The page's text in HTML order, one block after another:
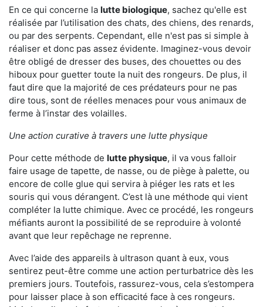
En ce qui concerne la lutte biologique, sachez qu'elle est
réalisée par l’utilisation des chats, des chiens, des renards,
ou par des serpents. Cependant, elle n'est pas si simple à
réaliser et donc pas assez évidente. Imaginez-vous devoir
être obligé de dresser des buses, des chouettes ou des
hiboux pour guetter toute la nuit des rongeurs. De plus, il
faut dire que la majorité de ces prédateurs pour ne pas
dire tous, sont de réelles menaces pour vous animaux de
ferme à l’instar des volailles.
Une action curative à travers une lutte physique
Pour cette méthode de lutte physique, il va vous falloir
faire usage de tapette, de nasse, ou de piège à palette, ou
encore de colle glue qui servira à piéger les rats et les
souris qui vous dérangent. C’est là une méthode qui vient
compléter la lutte chimique. Avec ce procédé, les rongeurs
méfiants auront la possibilité de se reproduire à volonté
avant que leur repêchage ne reprenne.
Avec l’aide des appareils à ultrason quant à eux, vous
sentirez peut-être comme une action perturbatrice dès les
premiers jours. Toutefois, rassurez-vous, cela s’estompera
pour laisser place à son efficacité face à ces rongeurs.